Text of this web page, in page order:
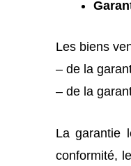
Les biens
– de la
– de la
La garantie
conformité,